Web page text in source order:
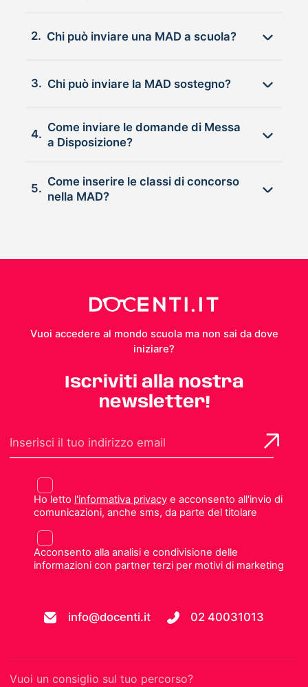
2. Chi può inviare una MAD a scuola?
3. Chi può inviare la MAD sostegno?
4.
Come inviare le domande di Messa
a Disposizione?
5.
Come inserire le classi di concorso
nella MAD?
Vuoi accedere al mondo scuola ma non sai da dove
iniziare?
Iscriviti alla nostra
newsletter!
Ho letto l'informativa privacye acconsento all'invio di
comunicazioni, anche sms, da parte del titolare
Acconsento alla analisi e condivisione delle
informazioni con partner terzi per motivi di marketing
info@docenti.it 02 40031013
Vuoi un consiglio sul tuo percorso?